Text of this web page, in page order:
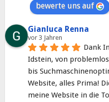
bewerte uns auf
Gianluca Renna
vor 3 Jahren
Dank
Idstein, von
bis
Website, alles Prima!
meine Website in die